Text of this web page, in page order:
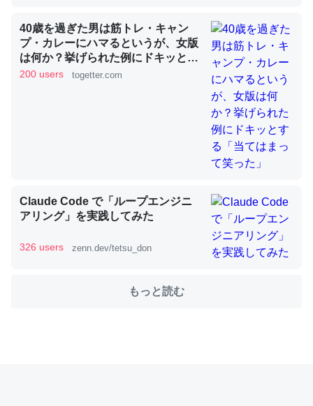
ずキチンを強化してる筈だが、酵素が違うのか？
─ニュース :: 【研究発表】昆虫学の大問題＝「昆虫はなぜ海にいな
いのか」に関する新仮説
これを元に考えるとカルシウムを大量に使う脊椎動物と貝
類は苦労してるんだな…。腹足類だと殻を無くしてナメク
─ニュース :: 【研究発表】昆虫学の大問題＝「昆虫はなぜ海にいな
いのか」に関する新仮説
ウチもEchoを実家に置いて４年。でたまに覗いてる。ぼ
40歳を過ぎた男は筋トレ・キャン
プ・カレーにハマるというが、女版
は何か？挙げられた例にドキッとす
る「当てはまって笑った」
200 users togetter.com
Claude Code で「ループエンジニ
アリング」を実践してみた
326 users zenn.dev/tetsu_don
もっと読む